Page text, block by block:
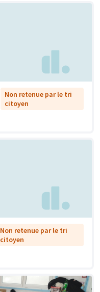
Non retenue par le tri
citoyen
Non retenue par le tri
citoyen